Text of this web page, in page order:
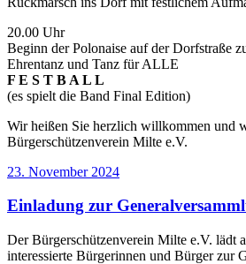
20.00 Uhr
Beginn der Polonaise auf der Dorfstraße
Ehrentanz und Tanz für ALLE
F E S T B A L L
(es spielt die Band Final Edition)
Wir heißen Sie herzlich willkommen und
Bürgerschützenverein Milte e.V.
Veröffentlicht
23. November 2024
Einladung zur
Der Bürgerschützenverein Milte e.V. lädt
interessierte Bürgerinnen und Bürger zur